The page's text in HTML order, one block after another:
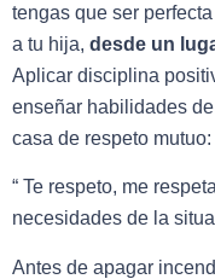
tengas que ser
a tu hija, desde un
Aplicar disciplina
enseñar habilidades
casa de respeto mutuo:
“ Te respeto, me
necesidades de la
Antes de apagar